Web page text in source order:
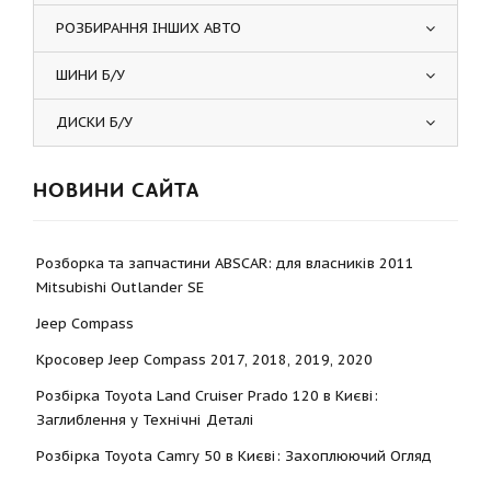
РОЗБИРАННЯ ІНШИХ АВТО
ШИНИ Б/У
ДИСКИ Б/У
НОВИНИ САЙТА
Розборка та запчастини ABSCAR: для власників 2011
Mitsubishi Outlander SE
Jeep Compass
Кросовер Jeep Compass 2017, 2018, 2019, 2020
Розбірка Toyota Land Cruiser Prado 120 в Києві:
Заглиблення у Технічні Деталі
Розбірка Toyota Camry 50 в Києві: Захоплюючий Огляд